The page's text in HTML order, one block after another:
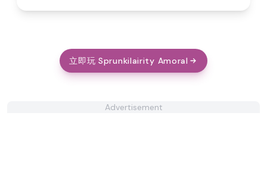
立即玩 Sprunkilairity Amoral
Advertisement